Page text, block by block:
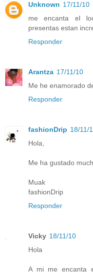
Unknown 17/11/10
me encanta el
presentas estan
Responder
Arantza 17/11/10
Me he enamorado
Responder
fashionDrip 18/11/
Hola,
Me ha gustado
Muak
fashionDrip
Responder
Vicky 18/11/10
Hola
A mi me encanta